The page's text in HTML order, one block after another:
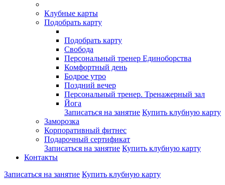
Клубные карты
Подобрать карту
Подобрать карту
Свобода
Персональный тренер Единоборства
Комфортный день
Бодрое утро
Поздний вечер
Персональный тренер. Тренажерный зал
Йога
Записаться на занятие Купить клубную карту
Заморозка
Корпоративный фитнес
Подарочный сертификат
Записаться на занятие Купить клубную карту
Контакты
Записаться на занятие Купить клубную карту